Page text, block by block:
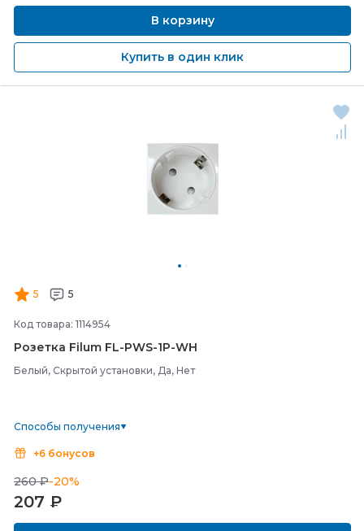
В корзину
Купить в один клик
5 5
Код товара: 1114954
Розетка Filum FL-PWS-1P-WH
Белый, Скрытой установки, Да, Нет
Способы получения
+6 бонусов
260 ₽-20%
207 ₽